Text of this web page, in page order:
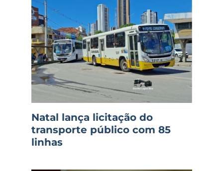
Natal lança licitação do
transporte público com 85
linhas